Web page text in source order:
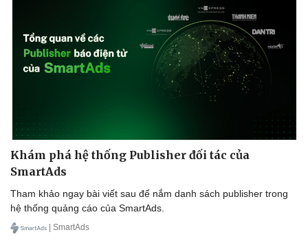
Khám phá hệ thống Publisher đối tác của
SmartAds
Tham khảo ngay bài viết sau để nắm danh sách publisher trong
hệ thống quảng cáo của SmartAds.
| SmartAds